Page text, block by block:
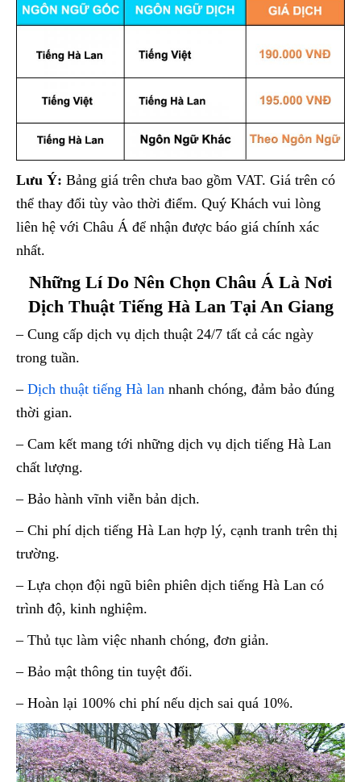
Lưu Ý: Bảng giá trên chưa bao gồm VAT. Giá trên có
thể thay đổi tùy vào thời điểm. Quý Khách vui lòng
liên hệ với Châu Á để nhận được báo giá chính xác
nhất.
Những Lí Do Nên Chọn Châu Á Là Nơi
Dịch Thuật Tiếng Hà Lan Tại An Giang
– Cung cấp dịch vụ dịch thuật 24/7 tất cả các ngày
trong tuần.
– Dịch thuật tiếng Hà lan nhanh chóng, đảm bảo đúng
thời gian.
– Cam kết mang tới những dịch vụ dịch tiếng Hà Lan
chất lượng.
– Bảo hành vĩnh viễn bản dịch.
– Chi phí dịch tiếng Hà Lan hợp lý, cạnh tranh trên thị
trường.
– Lựa chọn đội ngũ biên phiên dịch tiếng Hà Lan có
trình độ, kinh nghiệm.
– Thủ tục làm việc nhanh chóng, đơn giản.
– Bảo mật thông tin tuyệt đối.
– Hoàn lại 100% chi phí nếu dịch sai quá 10%.